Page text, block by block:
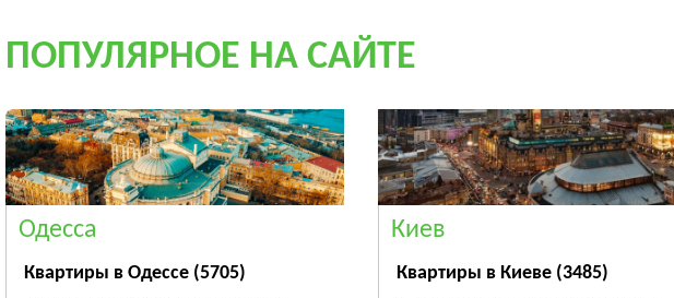
ПОПУЛЯРНОЕ НА САЙТЕ
Одесса
Квартиры в Одессе (5705)
Киев
Квартиры в Киеве (3485)